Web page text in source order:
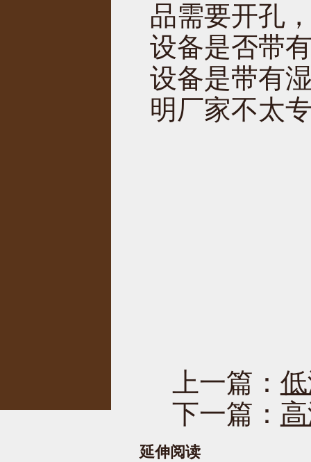
品需要开孔
设备是否带
设备是带有
明厂家不太
上一篇：
下一篇：
延伸阅读